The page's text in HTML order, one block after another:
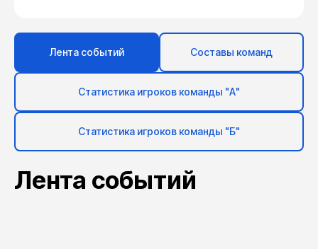
Лента событий Составы команд
Статистика игроков команды "А"
Статистика игроков команды "Б"
Лента событий